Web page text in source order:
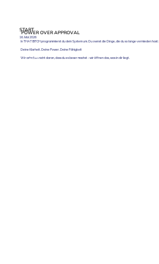
POWER OVER APPROVAL
In THAT BITCH programmierst du dein System um. Du ownst die Dinge, die du so lange vermieden hast:
Deine Klarheit. Deine Power. Deine Fähigkeit
Wir arbeiten nicht daran, dass du es beser machst - wir öffnen das, was in dir liegt.
START
16. Mai 2026